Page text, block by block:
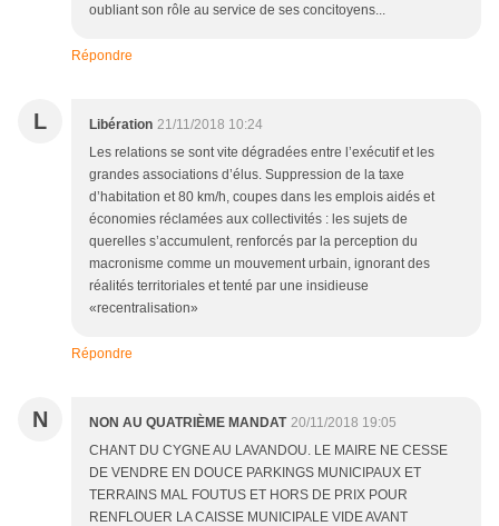
oubliant son rôle au service de ses concitoyens...
Répondre
L Libération 21/11/2018 10:24
Les relations se sont vite dégradées entre l’exécutif et les
grandes associations d’élus. Suppression de la taxe
d’habitation et 80 km/h, coupes dans les emplois aidés et
économies réclamées aux collectivités : les sujets de
querelles s’accumulent, renforcés par la perception du
macronisme comme un mouvement urbain, ignorant des
réalités territoriales et tenté par une insidieuse
«recentralisation»
Répondre
N NON AU QUATRIÈME MANDAT 20/11/2018 19:05
CHANT DU CYGNE AU LAVANDOU. LE MAIRE NE CESSE
DE VENDRE EN DOUCE PARKINGS MUNICIPAUX ET
TERRAINS MAL FOUTUS ET HORS DE PRIX POUR
RENFLOUER LA CAISSE MUNICIPALE VIDE AVANT